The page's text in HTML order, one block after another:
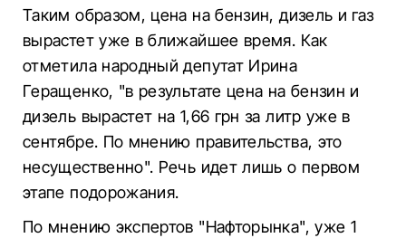
Таким образом, цена на бензин, дизель и газ
вырастет уже в ближайшее время. Как
отметила народный депутат Ирина
Геращенко, "в результате цена на бензин и
дизель вырастет на 1,66 грн за литр уже в
сентябре. По мнению правительства, это
несущественно". Речь идет лишь о первом
этапе подорожания.
По мнению экспертов "Нафторынка", уже 1